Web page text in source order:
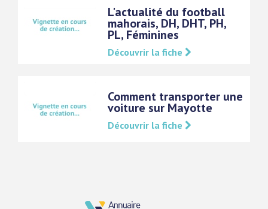
L'actualité du football
mahorais, DH, DHT, PH,
PL, Féminines
Découvrir la fiche
Comment transporter une
voiture sur Mayotte
Découvrir la fiche